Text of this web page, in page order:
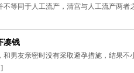
不等同于人工流产，清宫与人工流产两者
凑钱
和男友亲密时没有采取避孕措施，结果